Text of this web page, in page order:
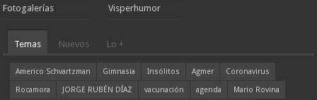
Fotogalerías Visperhumor
Temas Nuevos Lo +
Americo Schvartzman Gimnasia Insólitos Agmer
Coronavirus
Rocamora
JORGE RUBÉN DÍAZ vacunación agenda
Mario Rovina